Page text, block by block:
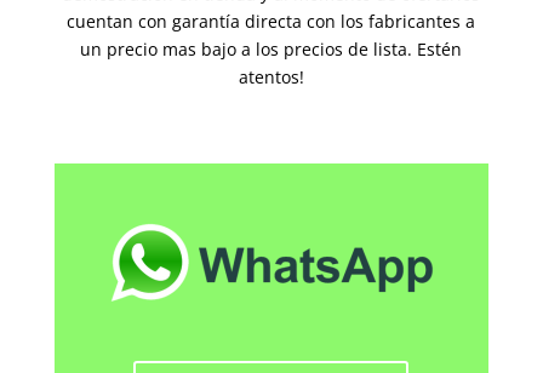
cuentan con garantía directa con los fabricantes a
un precio mas bajo a los precios de lista. Estén
atentos!